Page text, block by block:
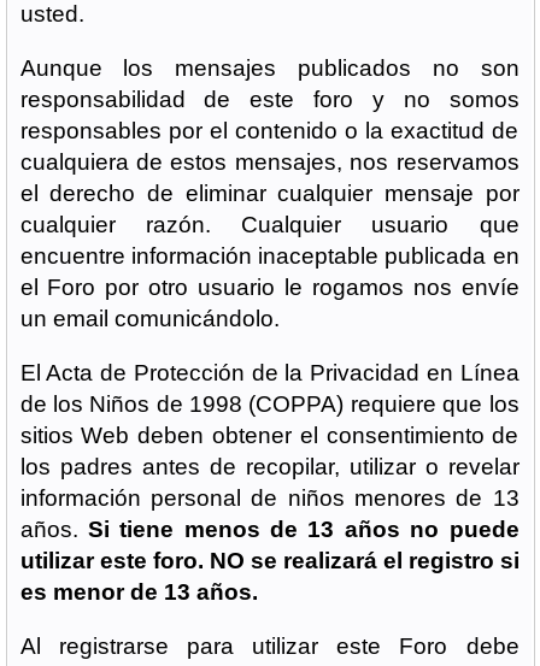
usted.
Aunque los mensajes publicados no son
responsabilidad de este foro y no somos
responsables por el contenido o la exactitud de
cualquiera de estos mensajes, nos reservamos
el derecho de eliminar cualquier mensaje por
cualquier razón. Cualquier usuario que
encuentre información inaceptable publicada en
el Foro por otro usuario le rogamos nos envíe
un email comunicándolo.
El Acta de Protección de la Privacidad en Línea
de los Niños de 1998 (COPPA) requiere que los
sitios Web deben obtener el consentimiento de
los padres antes de recopilar, utilizar o revelar
información personal de niños menores de 13
años. Si tiene menos de 13 años no puede
utilizar este foro. NO se realizará el registro si
es menor de 13 años.
Al registrarse para utilizar este Foro debe